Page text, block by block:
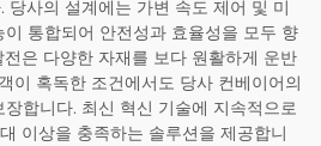
당사의 설계에는 가변 속도 제어 및 미
통합되어 안전성과 효율성을 모두 향
은 다양한 자재를 보다 원활하게 운반
이 혹독한 조건에서도 당사 컨베이어의
합니다. 최신 혁신 기술에 지속적으로
이상을 충족하는 솔루션을 제공합니